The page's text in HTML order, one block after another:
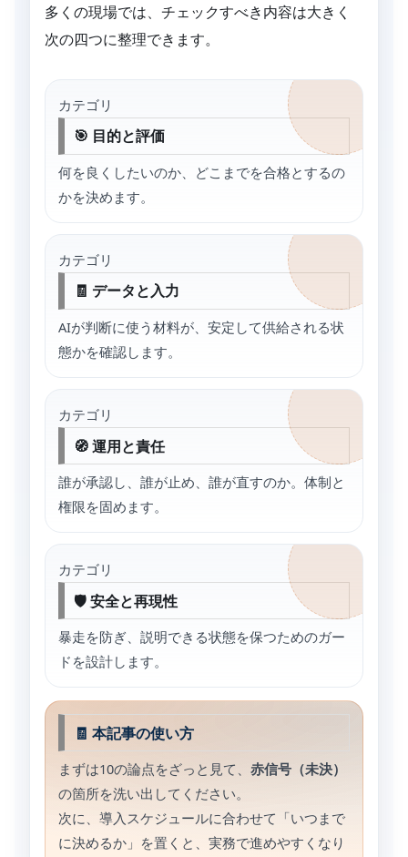
多くの現場では、チェックすべき内容は大きく
次の四つに整理できます。
カテゴリ
🎯 目的と評価
何を良くしたいのか、どこまでを合格とするの
かを決めます。
カテゴリ
🧾 データと入力
AIが判断に使う材料が、安定して供給される状
態かを確認します。
カテゴリ
🧭 運用と責任
誰が承認し、誰が止め、誰が直すのか。体制と
権限を固めます。
カテゴリ
🛡 安全と再現性
暴走を防ぎ、説明できる状態を保つためのガー
ドを設計します。
🧾 本記事の使い方
まずは10の論点をざっと見て、 赤信号（未決）
の箇所を洗い出してください。
次に、導入スケジュールに合わせて「いつまで
に決めるか」を置くと、実務で進めやすくなり